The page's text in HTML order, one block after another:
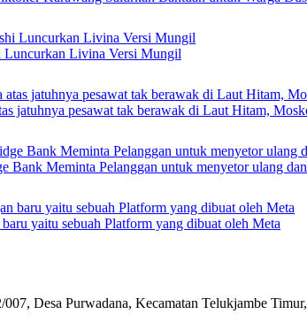
Luncurkan Livina Versi Mungil
jatuhnya pesawat tak berawak di Laut Hitam,
Bank Meminta Pelanggan untuk menyetor ulang
yaitu sebuah Platform yang dibuat oleh Meta
Desa Purwadana, Kecamatan Telukjambe